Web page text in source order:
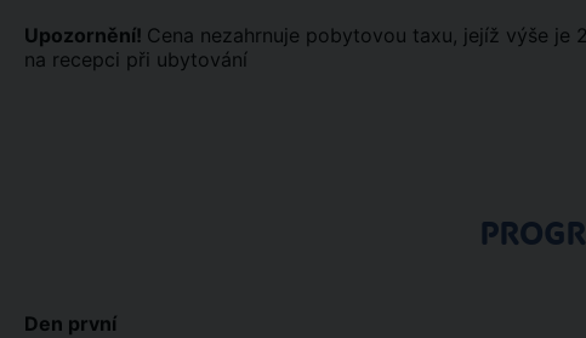
Upozornění! Cena nezahrnuje pobytovou taxu, jejíž výše je
na recepci při ubytování
Den první